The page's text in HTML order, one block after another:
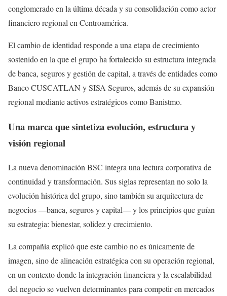
conglomerado en la última década y su consolidación como actor
financiero regional en Centroamérica.
El cambio de identidad responde a una etapa de crecimiento
sostenido en la que el grupo ha fortalecido su estructura integrada
de banca, seguros y gestión de capital, a través de entidades como
Banco CUSCATLAN y SISA Seguros, además de su expansión
regional mediante activos estratégicos como Banistmo.
Una marca que sintetiza evolución, estructura y
visión regional
La nueva denominación BSC integra una lectura corporativa de
continuidad y transformación. Sus siglas representan no solo la
evolución histórica del grupo, sino también su arquitectura de
negocios —banca, seguros y capital— y los principios que guían
su estrategia: bienestar, solidez y crecimiento.
La compañía explicó que este cambio no es únicamente de
imagen, sino de alineación estratégica con su operación regional,
en un contexto donde la integración financiera y la escalabilidad
del negocio se vuelven determinantes para competir en mercados